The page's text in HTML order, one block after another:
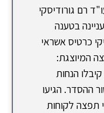
רם גורודיסקי
בטענה
כרטיס אשראי
המיוצגת:
הנחות
13 עד לאישור ההסדר. הגיעו
תפצה לקוחות